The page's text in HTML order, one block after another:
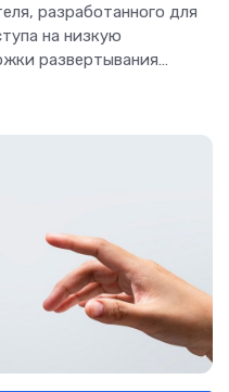
разработанного для
на низкую
развертывания